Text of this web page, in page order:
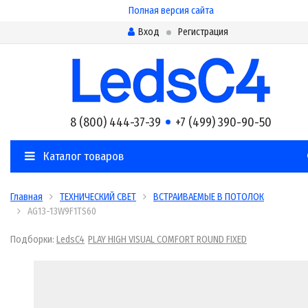
Полная версия сайта
Вход
Регистрация
8 (800) 444-37-39 +7 (499) 390-90-50
Каталог товаров
Главная ТЕХНИЧЕСКИЙ СВЕТ
ВСТРАИВАЕМЫЕ В ПОТОЛОК
AG13-13W9F1TS60
Подборки: LedsC4 PLAY HIGH VISUAL COMFORT ROUND FIXED